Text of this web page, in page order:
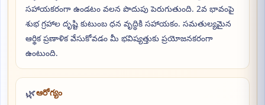
సహాయకరంగా ఉండటం వలన పొదుపు పెరుగుతుంది. 2వ భావంపై
శుభ గ్రహాల దృష్టి కుటుంబ ధన వృద్ధికి సహాయకం. సమతుల్యమైన
ఆర్థిక ప్రణాళిక వేసుకోవడం మీ భవిష్యత్తుకు ప్రయోజనకరంగా
ఉంటుంది.
🌿ఆరోగ్యం